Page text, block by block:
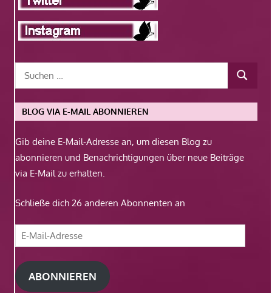
BLOG VIA E-MAIL ABONNIEREN
Gib deine E-Mail-Adresse an, um diesen Blog zu
abonnieren und Benachrichtigungen über neue Beiträge
via E-Mail zu erhalten.
Schließe dich 26 anderen Abonnenten an
E-
Mail-
Adresse
ABONNIEREN